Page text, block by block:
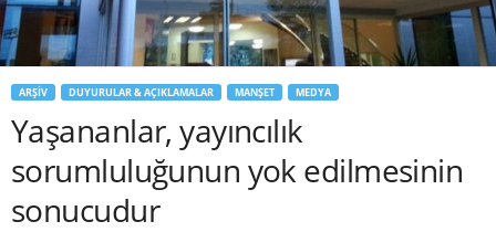
ARŞIV DUYURULAR & AÇIKLAMALAR MANŞET MEDYA
Yaşananlar, yayıncılık
sorumluluğunun yok edilmesinin
sonucudur